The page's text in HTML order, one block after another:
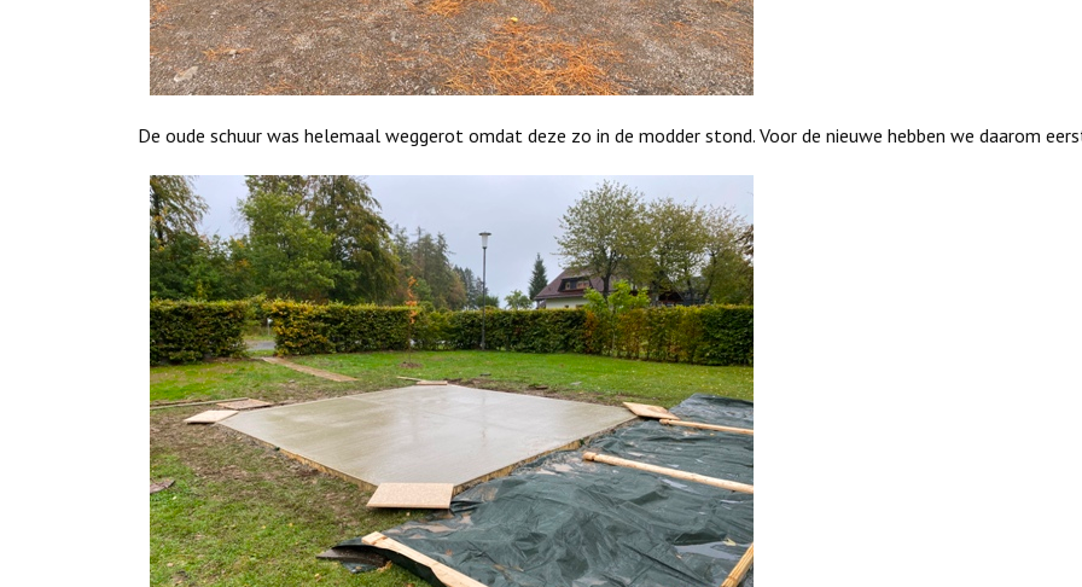
De oude schuur was helemaal weggerot omdat deze zo in de modder stond. Voor de nieuwe hebben we daarom